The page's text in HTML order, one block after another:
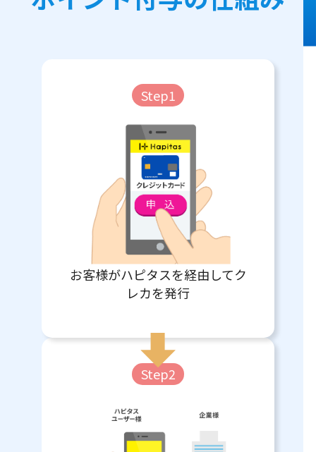
Step1
お客様がハピタスを経由してク
レカを発行
Step2